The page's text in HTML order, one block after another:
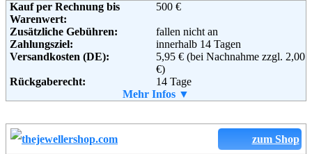
Adresse:
KARSTADT Warenhaus GmbH
Theodor-Althoff-Str. 2
45133 Essen
+49 (0) 180 - 5114414
Soziale Kanäle:
Kauf per Rechnung bis
Warenwert:
500 €
Zusätzliche Gebühren:
fallen nicht an
Zahlungsziel:
innerhalb 14 Tagen
Versandkosten (DE):
5,95 € (bei Nachnahme zzgl. 2,00
€)
Rückgaberecht:
14 Tage
Ja
Weitere Zahlungsmethoden:
Mehr Infos ▼
zum Shop